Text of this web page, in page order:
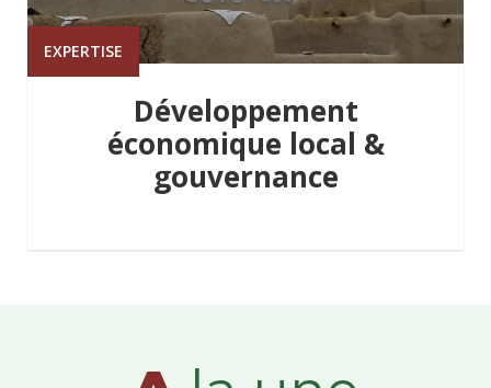
EXPERTISE
Développement
économique local &
gouvernance